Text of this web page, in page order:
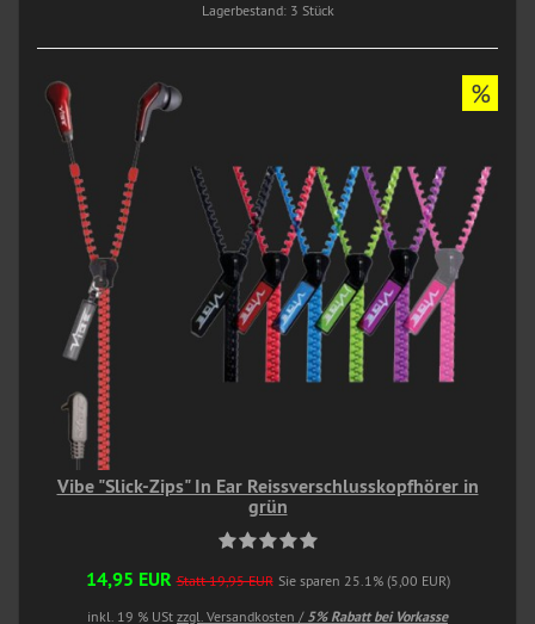
Lagerbestand: 3 Stück
Vibe "Slick-Zips" In Ear Reissverschlusskopfhörer in
grün
14,95 EUR Statt 19,95 EUR Sie sparen 25.1% (5,00 EUR)
inkl. 19 % USt zzgl. Versandkosten / 5% Rabatt bei Vorkasse
%